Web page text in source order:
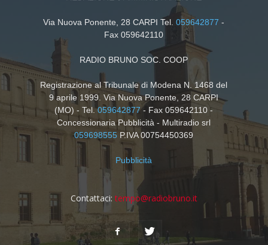
Via Nuova Ponente, 28 CARPI Tel.059642877 -
Fax 059642110
RADIO BRUNO SOC. COOP
Registrazione al Tribunale di Modena N. 1468 del
9 aprile 1999. Via Nuova Ponente, 28 CARPI
(MO) - Tel.059642877- Fax 059642110 -
Concessionaria Pubblicità - Multiradio srl
059698555 P.IVA 00754450369
Pubblicità
Contattaci: tempo@radiobruno.it